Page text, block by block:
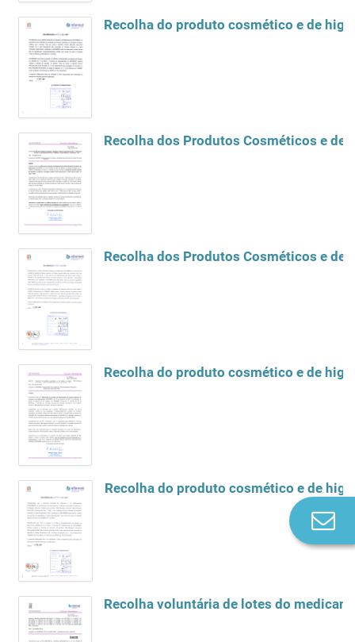
Recolha do produto cosmético e de
Recolha dos Produtos Cosméticos e de
Recolha dos Produtos Cosméticos e de
Recolha do produto cosmético e de
Recolha do produto cosmético e de
Recolha voluntária de lotes do